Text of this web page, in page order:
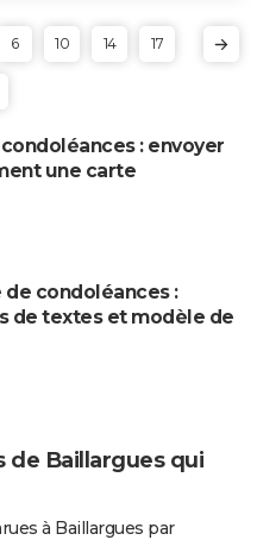
6 10 14 17
: envoyer
une carte
de condoléances :
de textes et modèle de
de Baillargues qui
à Baillargues par